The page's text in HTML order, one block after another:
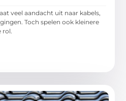
veel aandacht uit naar kabels,
Toch spelen ook kleinere
rol.